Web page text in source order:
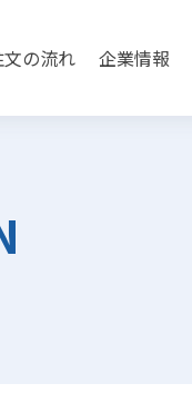
文の流れ 企業情報